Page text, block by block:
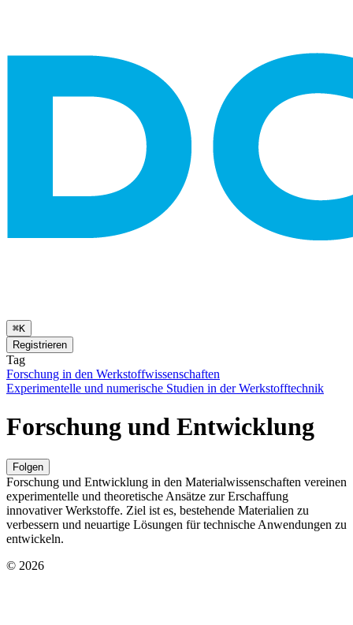
⌘K
Registrieren
Tag
Forschung in den Werkstoffwissenschaften
Experimentelle und numerische Studien in der Werkstofftechnik
Forschung und Entwicklung
Folgen
Forschung und Entwicklung in den Materialwissenschaften vereinen
experimentelle und theoretische Ansätze zur Erschaffung
innovativer Werkstoffe. Ziel ist es, bestehende Materialien zu
verbessern und neuartige Lösungen für technische Anwendungen zu
entwickeln.
© 2026